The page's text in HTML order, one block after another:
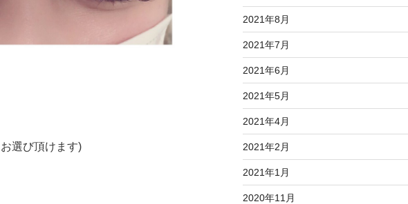
選び頂けます)
2021年8月
2021年7月
2021年6月
2021年5月
2021年4月
2021年2月
2021年1月
2020年11月